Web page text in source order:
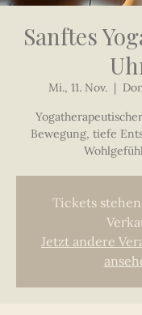
Sanftes
Mi., 11. Nov.
  |
Bewegung, tiefe
Tickets
Jetzt andere